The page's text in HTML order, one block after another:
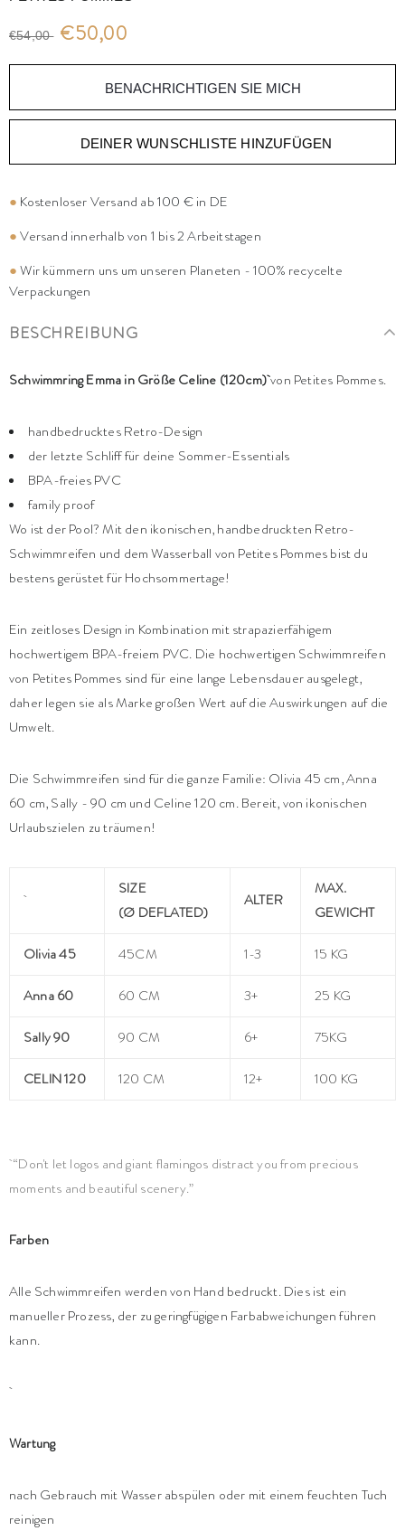
€54,00 €50,00
BENACHRICHTIGEN SIE MICH
DEINER WUNSCHLISTE HINZUFÜGEN
● Kostenloser Versand ab 100 € in DE
●Versand innerhalb von 1 bis 2 Arbeitstagen
●Wir kümmern uns um unseren Planeten - 100% recycelte
Verpackungen
BESCHREIBUNG
Schwimmring Emma in Größe Celine (120cm)von Petites Pommes.
handbedrucktes Retro-Design
der letzte Schliff für deine Sommer-Essentials
BPA-freies PVC
family proof
Wo ist der Pool? Mit den ikonischen, handbedruckten Retro-
Schwimmreifen und dem Wasserball von Petites Pommes bist du
bestens gerüstet für Hochsommertage!
Ein zeitloses Design in Kombination mit strapazierfähigem
hochwertigem BPA-freiem PVC. Die hochwertigen Schwimmreifen
von Petites Pommes sind für eine lange Lebensdauer ausgelegt,
daher legen sie als Marke großen Wert auf die Auswirkungen auf die
Umwelt.
Die Schwimmreifen sind für die ganze Familie: Olivia 45 cm, Anna
60 cm, Sally - 90 cm und Celine 120 cm. Bereit, von ikonischen
Urlaubszielen zu träumen!
SIZE
(Ø DEFLATED)
ALTER
MAX.
GEWICHT
Olivia 45 45CM 1-3 15 KG
Anna 60 60 CM 3+ 25 KG
Sally 90 90 CM 6+ 75KG
CELIN 120 120 CM 12+ 100 KG
“Don't let logos and giant flamingos distract you from precious
moments and beautiful scenery.”
Farben
Alle Schwimmreifen werden von Hand bedruckt. Dies ist ein
manueller Prozess, der zu geringfügigen Farbabweichungen führen
kann.
Wartung
nach Gebrauch mit Wasser abspülen oder mit einem feuchten Tuch
reinigen